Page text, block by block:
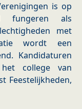
is op
als
met
wordt een
Kandidaturen
college van
Feestelijkheden,